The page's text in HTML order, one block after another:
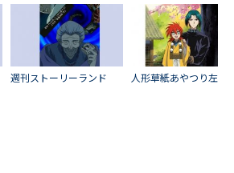
週刊ストーリーランド 人形草紙あやつり左近